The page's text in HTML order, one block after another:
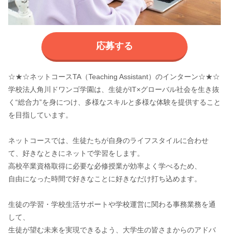
応募する
☆★☆ネットコースTA（Teaching Assistant）のインターン☆★☆
学校法人角川ドワンゴ学園は、生徒がIT×グローバル社会を生き抜
く“総合力”を身につけ、多様なスキルと多様な体験を提供すること
を目指しています。
ネットコースでは、生徒たちが自身のライフスタイルに合わせ
て、好きなときにネットで学習をします。
高校卒業資格取得に必要な必修授業が効率よく学べるため、
自由になった時間で好きなことに好きなだけ打ち込めます。
生徒の学習・学校生活サポートや学校運営に関わる事務業務を通
して、
生徒が望む未来を実現できるよう、大学生の皆さまからのアドバ